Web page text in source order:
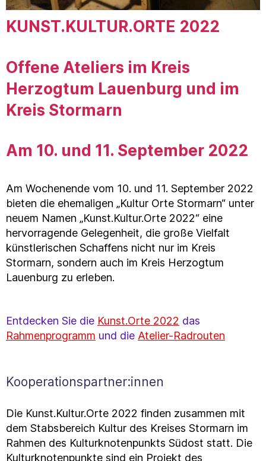
KUNST.KULTUR.ORTE 2022
Offene Ateliers im Kreis
Herzogtum Lauenburg und im
Kreis Stormarn
Am 10. und 11. September 2022
Am Wochenende vom 10. und 11. September 2022
bieten die ehemaligen „Kultur Orte Stormarn“ unter
neuem Namen „Kunst.Kultur.Orte 2022“ eine
hervorragende Gelegenheit, die große Vielfalt
künstlerischen Schaffens nicht nur im Kreis
Stormarn, sondern auch im Kreis Herzogtum
Lauenburg zu erleben.
Entdecken Sie die Kunst.Orte 2022 das
Rahmenprogramm und die Atelier-Radrouten
Kooperationspartner:innen
Die Kunst.Kultur.Orte 2022 finden zusammen mit
dem Stabsbereich Kultur des Kreises Stormarn im
Rahmen des Kulturknotenpunkts Südost statt. Die
Kulturknotenpunkte sind ein Projekt des